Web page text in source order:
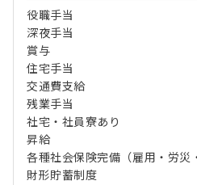
役職手当
深夜手当
賞与
住宅手当
交通費支給
残業手当
社宅・社員寮あり
昇給
各種社会保険完備（雇用・労災
財形貯蓄制度